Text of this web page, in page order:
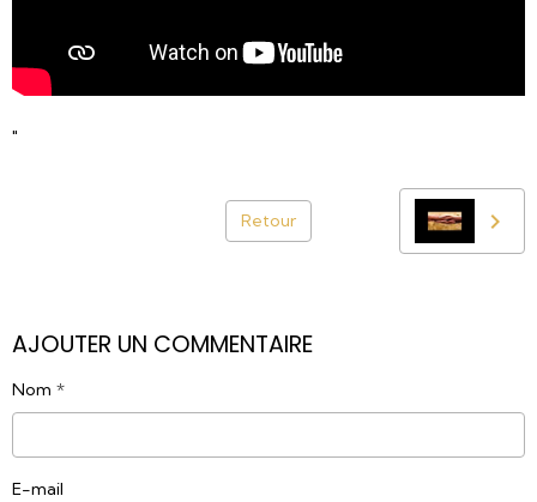
"
Retour
AJOUTER UN COMMENTAIRE
Nom
E-mail